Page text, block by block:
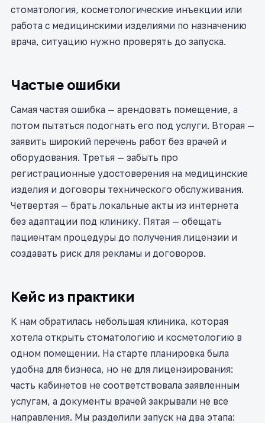
стоматология, косметологические инъекции или
работа с медицинскими изделиями по назначению
врача, ситуацию нужно проверять до запуска.
Частые ошибки
Самая частая ошибка — арендовать помещение, а
потом пытаться подогнать его под услуги. Вторая —
заявить широкий перечень работ без врачей и
оборудования. Третья — забыть про
регистрационные удостоверения на медицинские
изделия и договоры технического обслуживания.
Четвертая — брать локальные акты из интернета
без адаптации под клинику. Пятая — обещать
пациентам процедуры до получения лицензии и
создавать риск для рекламы и договоров.
Кейс из практики
К нам обратилась небольшая клиника, которая
хотела открыть стоматологию и косметологию в
одном помещении. На старте планировка была
удобна для бизнеса, но не для лицензирования:
часть кабинетов не соответствовала заявленным
услугам, а документы врачей закрывали не все
направления. Мы разделили запуск на два этапа: